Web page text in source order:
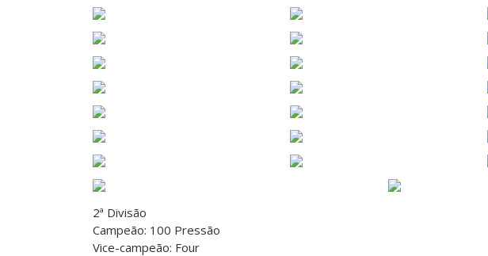
2ª Divisão
Campeão: 100 Pressão
Vice-campeão: Four